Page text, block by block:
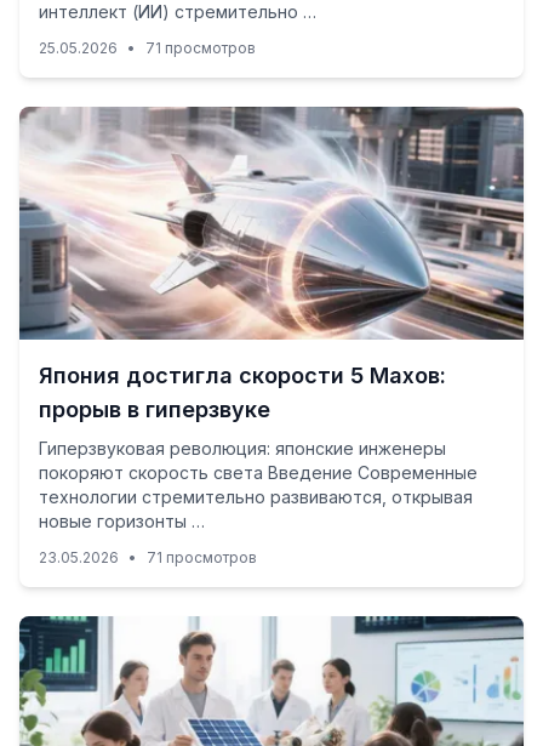
интеллект (ИИ) стремительно …
25.05.2026 • 71 просмотров
Япония достигла скорости 5 Махов:
прорыв в гиперзвуке
Гиперзвуковая революция: японские инженеры
покоряют скорость света Введение Современные
технологии стремительно развиваются, открывая
новые горизонты …
23.05.2026 • 71 просмотров